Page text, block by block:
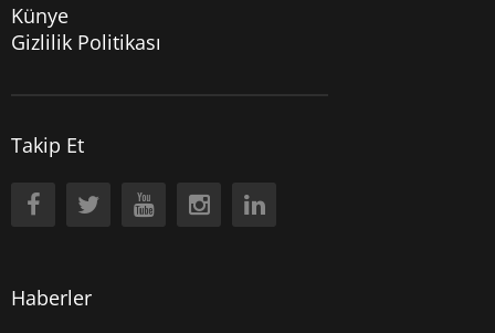
Künye
Gizlilik Politikası
Takip Et
Haberler